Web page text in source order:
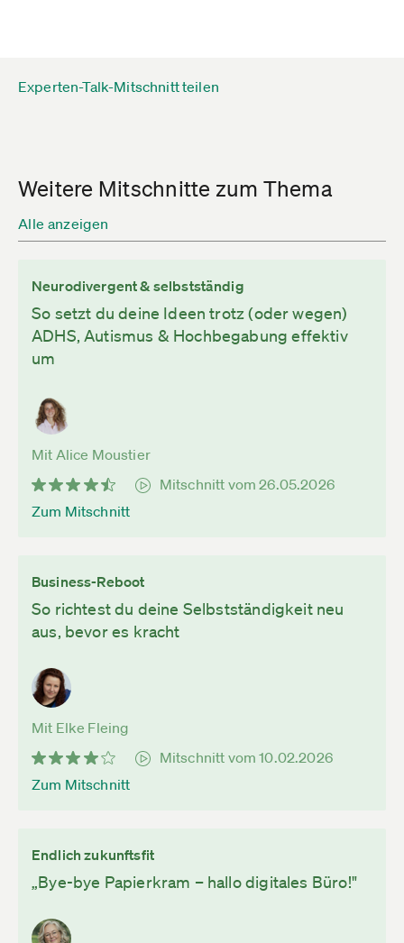
Experten-Talk-Mitschnitt teilen
Weitere Mitschnitte zum Thema
Alle anzeigen
Neurodivergent & selbstständig
So setzt du deine Ideen trotz (oder wegen)
ADHS, Autismus & Hochbegabung effektiv
um
Mit Alice Moustier
Mitschnitt vom 26.05.2026
Zum Mitschnitt
Business-Reboot
So richtest du deine Selbstständigkeit neu
aus, bevor es kracht
Mit Elke Fleing
Mitschnitt vom 10.02.2026
Zum Mitschnitt
Endlich zukunftsfit
„Bye-bye Papierkram – hallo digitales Büro!"